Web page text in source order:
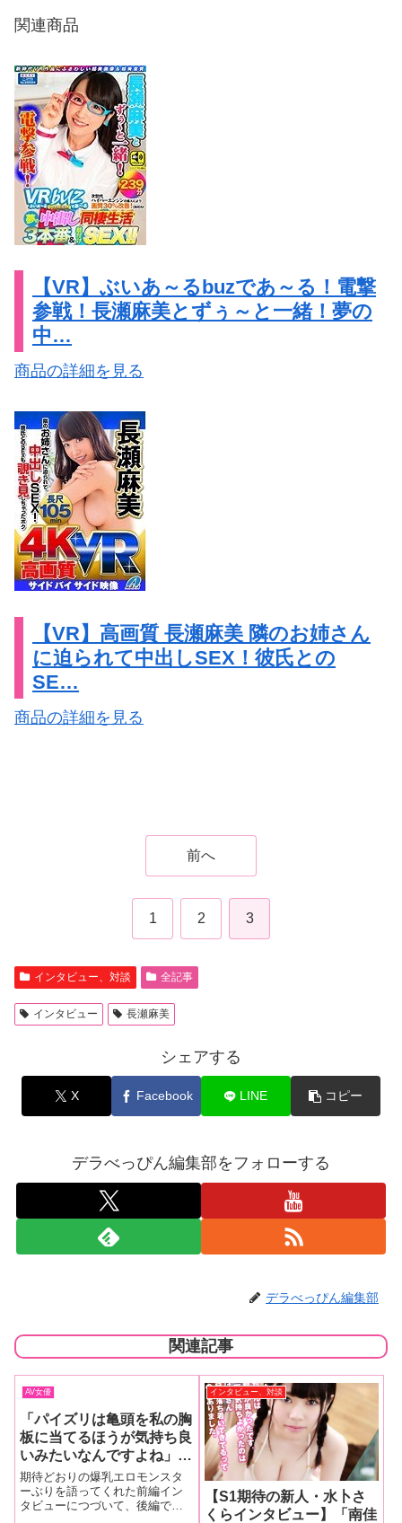
関連商品
【VR】ぶいあ～るbuzであ～る！電撃
参戦！長瀬麻美とずぅ～と一緒！夢の
中…
商品の詳細を見る
【VR】高画質 長瀬麻美 隣のお姉さん
に迫られて中出しSEX！彼氏との
SE…
商品の詳細を見る
前へ
1 2 3
インタビュー、対談 全記事
インタビュー 長瀬麻美
シェアする
X Facebook LINE コピー
デラべっぴん編集部をフォローする
デラべっぴん編集部
関連記事
AV女優
「パイズリは亀頭を私の胸
板に当てるほうが気持ち良
いみたいなんですよね」K
カップ爆乳女優・甘良しず
くインタビュー【後編】
期待どおりの爆乳エロモンスタ
ーぶりを語ってくれた前編イン
タビューにつづいて、後編では
インタビュー、対談
【S1期待の新人・水卜さ
くらインタビュー】「南佳